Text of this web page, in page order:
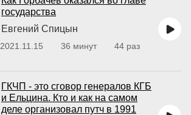
государства
Евгений Спицын
2021.11.15 36 минут 44 раз
ГКЧП - это сговор генералов КГБ
и Ельцина. Кто и как на самом
деле организовал путч в 1991